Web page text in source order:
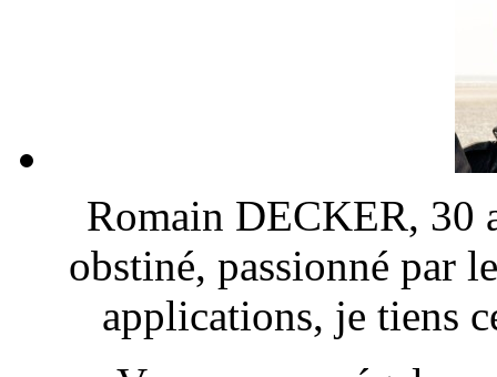
Romain DECKER, 30
obstiné, passionné par
applications, je tiens